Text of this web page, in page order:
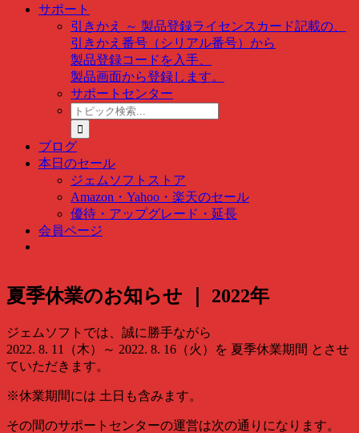
サポート
引きかえ ～ 製品登録ライセンスカード記載の、
引きかえ番号（シリアル番号）から
製品登録コードを入手、
製品画面から登録します。
サポートセンター
ト
ピ
ッ
ク
検
索
…
ブログ
本日のセール
ジェムソフトストア
Amazon・Yahoo・楽天のセール
優待・アップグレード・延長
会員ページ
夏季休業のお知らせ ｜ 2022年
ジェムソフトでは、誠に勝手ながら
2022. 8. 11（木）～ 2022. 8. 16（火）を 夏季休業期間 とさせ
ていただきます。
※休業期間には 土日も含みます。
その間のサポートセンターの運営は次の通りになります。